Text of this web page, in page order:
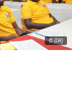
© (DR)